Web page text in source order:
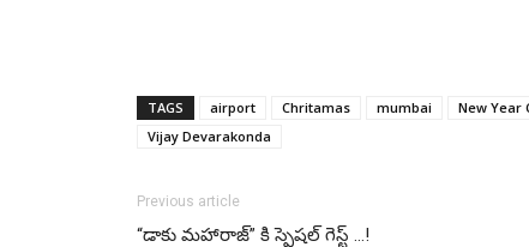
TAGS airport Chritamas mumbai New Year
Vijay Devarakonda
Previous article
“డాకు మహారాజ్” కి స్పెషల్ గెస్ట్ …!